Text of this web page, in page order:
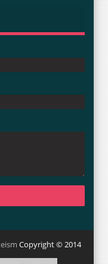
Copyright © 2014